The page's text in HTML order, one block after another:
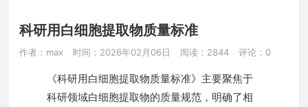
科研用白细胞提取物质量标准
作者：max 时间：2026年02月06日 阅读：2844 评论：0
《科研用白细胞提取物质量标准》主要聚焦于
科研领域白细胞提取物的质量规范，明确了相